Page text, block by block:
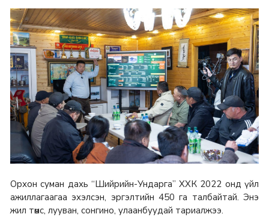
Орхон суман дахь “Шийрийн-Ундарга” ХХК 2022 онд үйл
ажиллагаагаа эхэлсэн, эргэлтийн 450 га талбайтай. Энэ
жил төмс, лууван, сонгино, улаанбуудай тариалжээ.